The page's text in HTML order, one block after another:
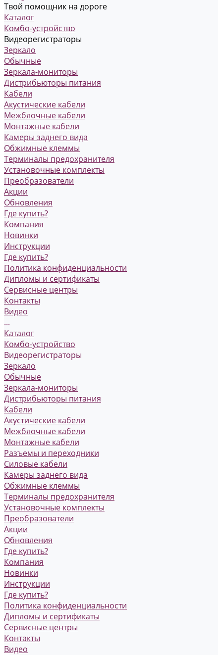
Твой помощник на дороге
Каталог
Комбо-устройство
Видеорегистраторы
Зеркало
Обычные
Зеркала-мониторы
Дистрибьюторы питания
Кабели
Акустические кабели
Межблочные кабели
Монтажные кабели
Камеры заднего вида
Обжимные клеммы
Терминалы предохранителя
Установочные комплекты
Преобразователи
Акции
Обновления
Где купить?
Компания
Новинки
Инструкции
Где купить?
Политика конфиденциальности
Дипломы и сертификаты
Сервисные центры
Контакты
Видео
...
Каталог
Комбо-устройство
Видеорегистраторы
Зеркало
Обычные
Зеркала-мониторы
Дистрибьюторы питания
Кабели
Акустические кабели
Межблочные кабели
Монтажные кабели
Разъемы и переходники
Силовые кабели
Камеры заднего вида
Обжимные клеммы
Терминалы предохранителя
Установочные комплекты
Преобразователи
Акции
Обновления
Где купить?
Компания
Новинки
Инструкции
Где купить?
Политика конфиденциальности
Дипломы и сертификаты
Сервисные центры
Контакты
Видео